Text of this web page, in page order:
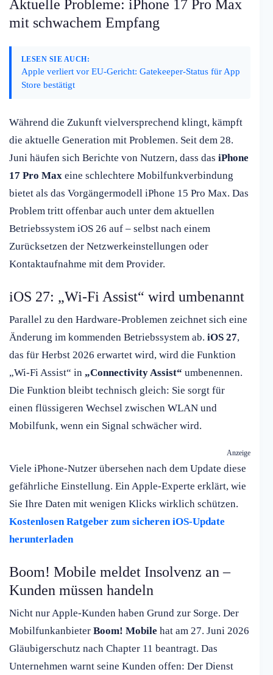
Aktuelle Probleme: iPhone 17 Pro Max
mit schwachem Empfang
LESEN SIE AUCH:
Apple verliert vor EU-Gericht: Gatekeeper-Status für App
Store bestätigt
Während die Zukunft vielversprechend klingt, kämpft
die aktuelle Generation mit Problemen. Seit dem 28.
Juni häufen sich Berichte von Nutzern, dass das iPhone
17 Pro Max eine schlechtere Mobilfunkverbindung
bietet als das Vorgängermodell iPhone 15 Pro Max. Das
Problem tritt offenbar auch unter dem aktuellen
Betriebssystem iOS 26 auf – selbst nach einem
Zurücksetzen der Netzwerkeinstellungen oder
Kontaktaufnahme mit dem Provider.
iOS 27: „Wi-Fi Assist“ wird umbenannt
Parallel zu den Hardware-Problemen zeichnet sich eine
Änderung im kommenden Betriebssystem ab. iOS 27,
das für Herbst 2026 erwartet wird, wird die Funktion
„Wi-Fi Assist“ in „Connectivity Assist“ umbenennen.
Die Funktion bleibt technisch gleich: Sie sorgt für
einen flüssigeren Wechsel zwischen WLAN und
Mobilfunk, wenn ein Signal schwächer wird.
Anzeige
Viele iPhone-Nutzer übersehen nach dem Update diese
gefährliche Einstellung. Ein Apple-Experte erklärt, wie
Sie Ihre Daten mit wenigen Klicks wirklich schützen.
Kostenlosen Ratgeber zum sicheren iOS-Update
herunterladen
Boom! Mobile meldet Insolvenz an –
Kunden müssen handeln
Nicht nur Apple-Kunden haben Grund zur Sorge. Der
Mobilfunkanbieter Boom! Mobile hat am 27. Juni 2026
Gläubigerschutz nach Chapter 11 beantragt. Das
Unternehmen warnt seine Kunden offen: Der Dienst